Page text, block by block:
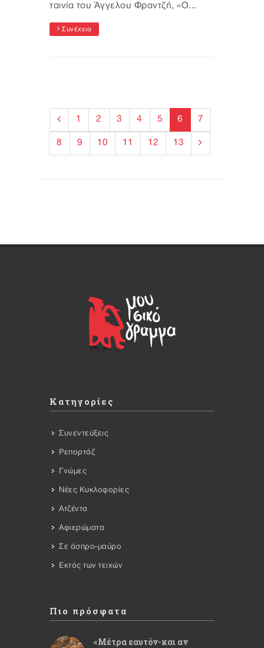
ταινία του Άγγελου Φραντζή, «Ο...
Συνέχεια
1 2 3 4 5 6 7
8 9 10 11 12 13
Κατηγορίες
Συνεντεύξεις
Ρεπορτάζ
Γνώμες
Νέες Κυκλοφορίες
Ατζέντα
Αφιερώματα
Σε άσπρο-μαύρο
Εκτός των τειχών
Πιο πρόσφατα
«Μέτρα εαυτόν-και αν